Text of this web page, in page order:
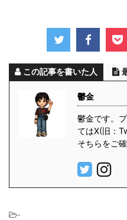
この記事を書いた人
鬱金
鬱金です。
てはX(旧：
そちらをご
-